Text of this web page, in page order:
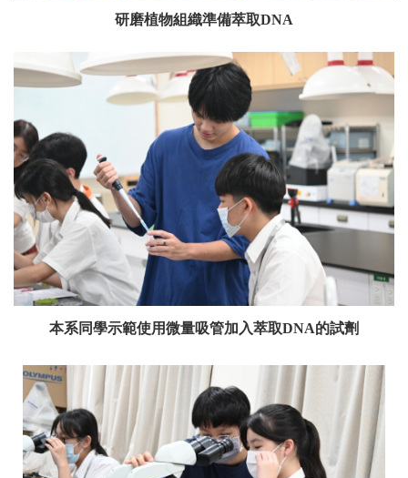
研磨植物組織準備萃取DNA
本系同學示範使用微量吸管加入萃取DNA的試劑